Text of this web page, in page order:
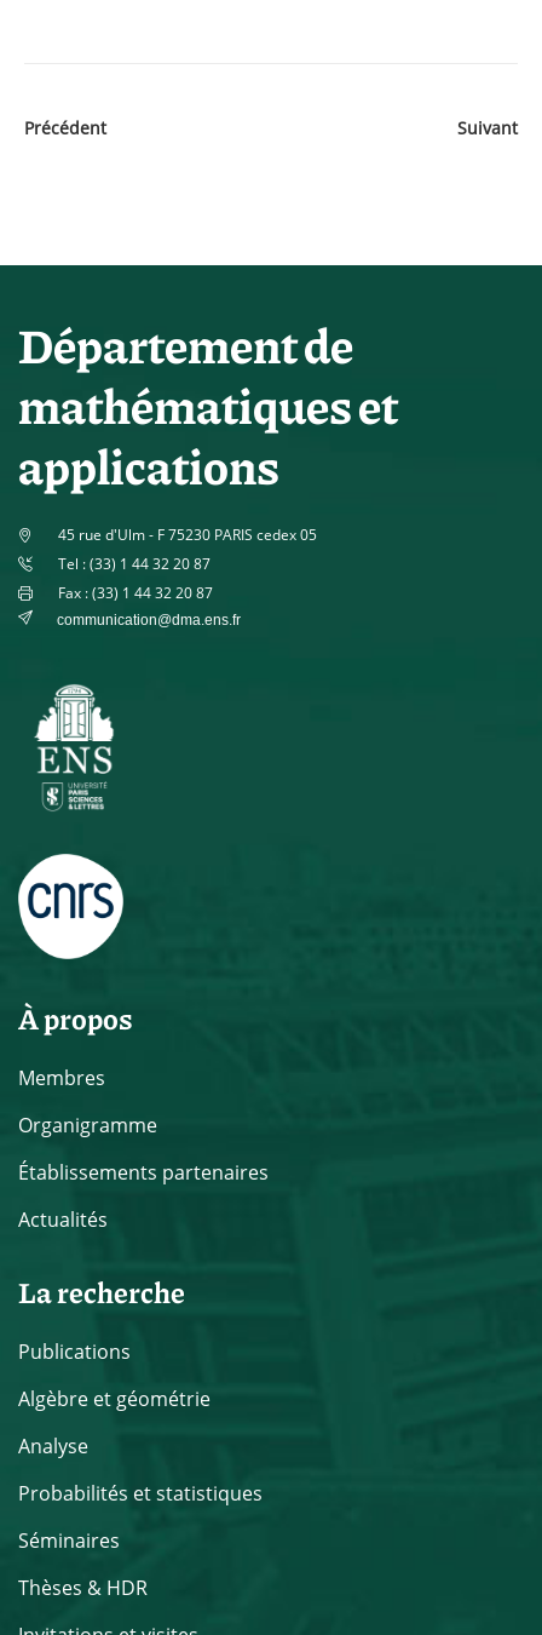
Précédent Suivant
Département de
mathématiques et
applications
45 rue d'Ulm - F 75230 PARIS cedex 05
Tel : (33) 1 44 32 20 87
Fax : (33) 1 44 32 20 87
communication@dma.ens.fr
À propos
Membres
Organigramme
Établissements partenaires
Actualités
La recherche
Publications
Algèbre et géométrie
Analyse
Probabilités et statistiques
Séminaires
Thèses & HDR